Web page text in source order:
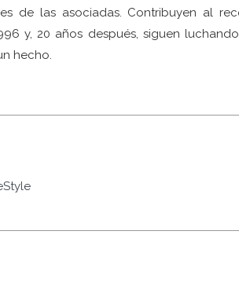
de las asociadas. Contribuyen al
y, 20 años después, siguen
hecho.